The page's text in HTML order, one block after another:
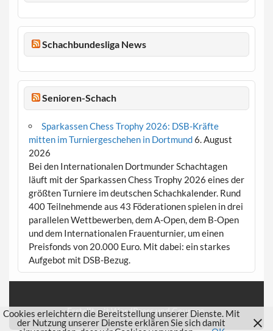
Schachbundesliga News
Senioren-Schach
Sparkassen Chess Trophy 2026: DSB-Kräfte
mitten im Turniergeschehen in Dortmund6. August
2026
Bei den Internationalen Dortmunder Schachtagen
läuft mit der Sparkassen Chess Trophy 2026 eines der
größten Turniere im deutschen Schachkalender. Rund
400 Teilnehmende aus 43 Föderationen spielen in drei
parallelen Wettbewerben, dem A-Open, dem B-Open
und dem Internationalen Frauenturnier, um einen
Preisfonds von 20.000 Euro. Mit dabei: ein starkes
Aufgebot mit DSB-Bezug.
Erstellt mitWordPressundCourage.
Cookies erleichtern die Bereitstellung unserer Dienste. Mit
der Nutzung unserer Dienste erklären Sie sich damit